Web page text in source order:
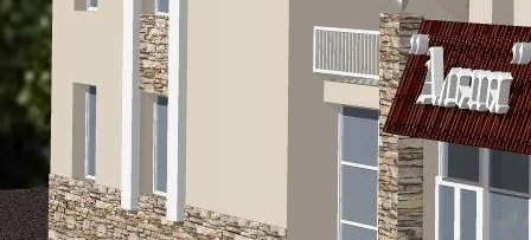
Получить контакты Посмотреть на карте
ПРОДАЖА КОММЕРЧЕСКОЙ НЕДВИЖИМОСТИ В
ЦЕНТРЕ Г. КУСА Уважаемые господа! Предлагаем
рассмотреть первый и цокольный этажи нового здания,
расположенного в самом сердце административного центра г.
Куса для приобретения в собственность под коммерческие и
складские помещения. Здание представляет собой объект
нового д...
851 (+1)
Навигация